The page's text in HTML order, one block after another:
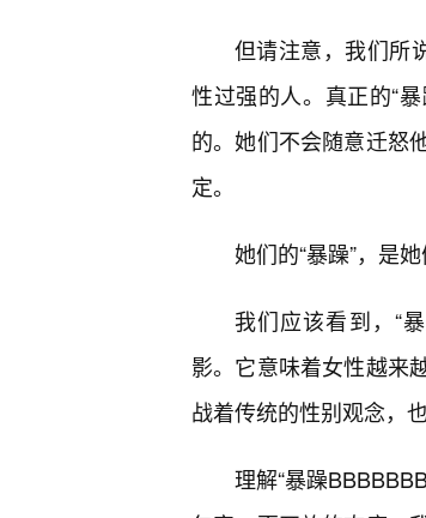
但请注意，我们所
性过强的人。真正的“
的。她们不会随意迁怒
定。
她们的“暴躁”，是
我们应该看到，“
影。它意味着女性越来
战着传统的性别观念，
理解“暴躁